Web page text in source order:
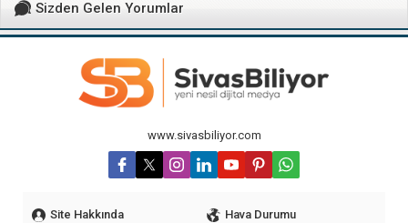
Sizden Gelen Yorumlar
www.sivasbiliyor.com
Site Hakkında Hava Durumu